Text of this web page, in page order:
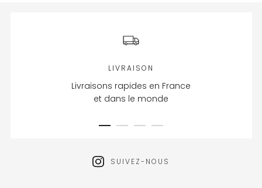
LIVRAISON
Livraisons rapides en France
et dans le monde
SUIVEZ-NOUS